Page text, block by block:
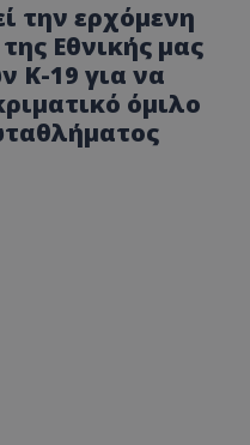
την ερχόμενη
Εθνικής μας
Κ-19 για να
όμιλο